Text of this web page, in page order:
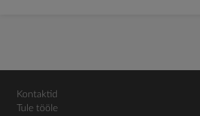
Kontaktid
Tule tööle